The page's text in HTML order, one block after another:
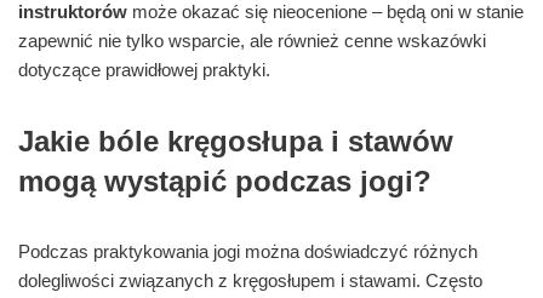
instruktorów może okazać się nieocenione – będą oni w stanie
zapewnić nie tylko wsparcie, ale również cenne wskazówki
dotyczące prawidłowej praktyki.
Jakie bóle kręgosłupa i stawów
mogą wystąpić podczas jogi?
Podczas praktykowania jogi można doświadczyć różnych
dolegliwości związanych z kręgosłupem i stawami. Często